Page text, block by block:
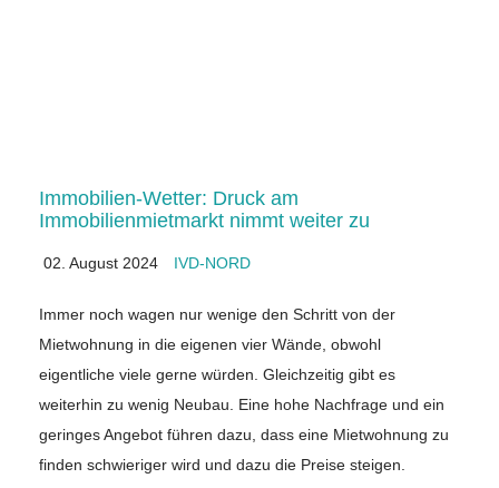
Immobilien-Wetter: Druck am
Immobilienmietmarkt nimmt weiter zu
02. August 2024 IVD-NORD
Immer noch wagen nur wenige den Schritt von der
Mietwohnung in die eigenen vier Wände, obwohl
eigentliche viele gerne würden. Gleichzeitig gibt es
weiterhin zu wenig Neubau. Eine hohe Nachfrage und ein
geringes Angebot führen dazu, dass eine Mietwohnung zu
finden schwieriger wird und dazu die Preise steigen.